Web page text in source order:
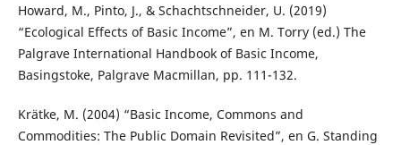
Howard, M., Pinto, J., & Schachtschneider, U. (2019)
“Ecological Effects of Basic Income”, en M. Torry (ed.) The
Palgrave International Handbook of Basic Income,
Basingstoke, Palgrave Macmillan, pp. 111-132.
Krätke, M. (2004) “Basic Income, Commons and
Commodities: The Public Domain Revisited”, en G. Standing